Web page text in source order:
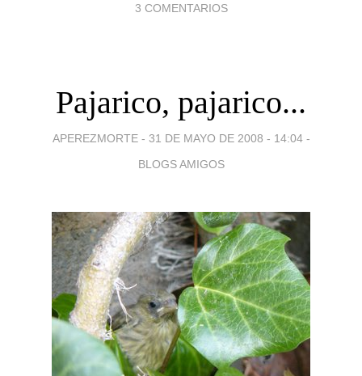
3 COMENTARIOS
Pajarico, pajarico...
APEREZMORTE - 31 DE MAYO DE 2008 - 14:04 -
BLOGS AMIGOS